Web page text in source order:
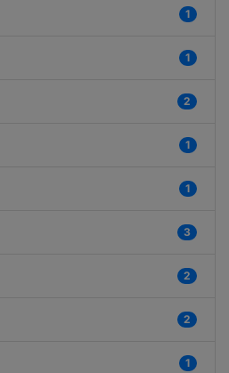
1
1
2
1
1
3
2
2
1